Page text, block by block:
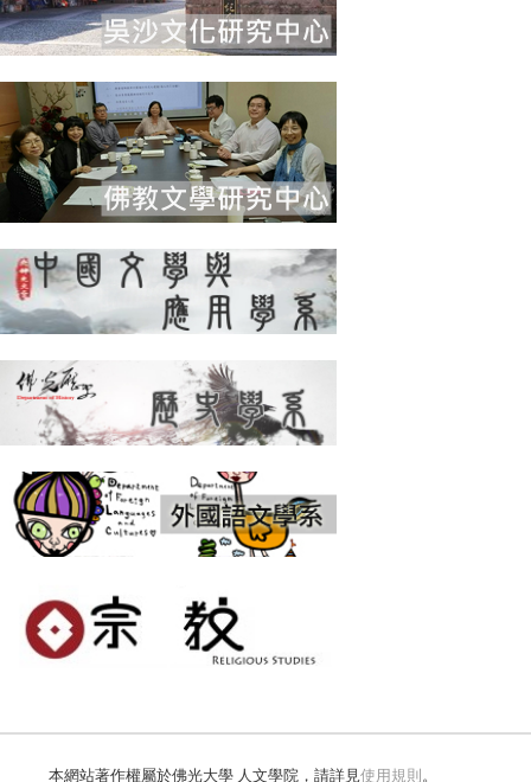
本網站著作權屬於佛光大學 人文學院，請詳見 使用規則 。